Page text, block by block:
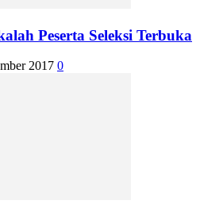
Peserta Seleksi Terbuka
2017 0